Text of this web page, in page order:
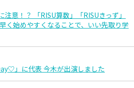
意！？ 「RISU算数」「RISUきっず」
く始めやすくなることで、いい先取り学
」に代表 今木が出演しました